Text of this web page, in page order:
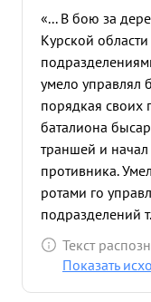
«... В бою за
Курской
умело управлял
порядкая своих
баталиона
траншей и начал
противника.
ротами го
подразделений
баталион
150 немецкий
Текст
Показать